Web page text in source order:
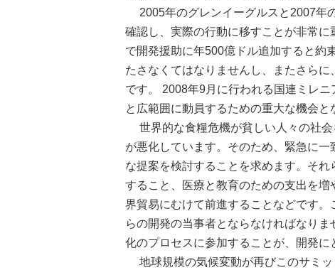
2005年のグレンイーグルスと2007年
確認し、実際の行動に移すことが非常
で開発援助に年500億ドル追加すると約
たさなくてはなりませんし、またさら
です。 2008年9月に行われる国連ミレ
と広範囲に動員するための重大な機会と
世界的な食糧危機が貧しい人々の社会
が悪化しています。そのため、緊急に
な提案を検討することを求めます。そ
すること、医療と教育のための支出を
界貿易にむけて前進することなどです
らの開発の当事者とならなければなり
化のプロセスに参加することが、開発に
地球規模の気候変動が再びこのサミッ